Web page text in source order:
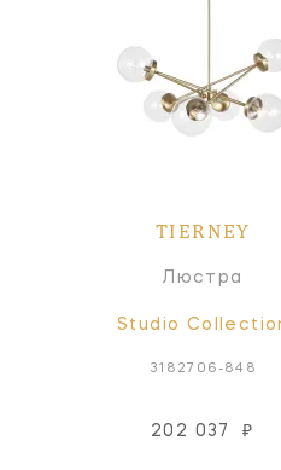
TIERNEY
Люстра
Studio
3182706-848
202 037 ₽